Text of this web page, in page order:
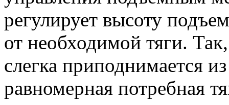
регулирует высоту
от необходимой тяги.
слегка приподнимается
равномерная потребная